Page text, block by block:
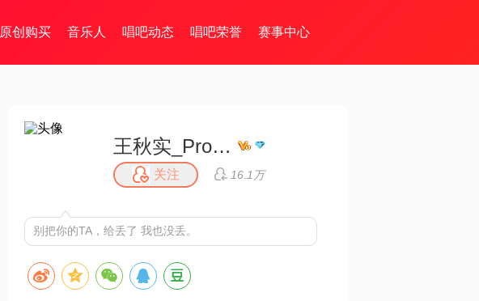
原创购买 音乐人 唱吧动态 唱吧荣誉 赛事中心
王秋实_Professor
关注 16.1万
别把你的TA，给丢了 我也没丢。